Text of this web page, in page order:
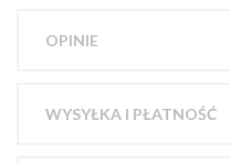
OPINIE
WYSYŁKA I PŁATNOŚĆ